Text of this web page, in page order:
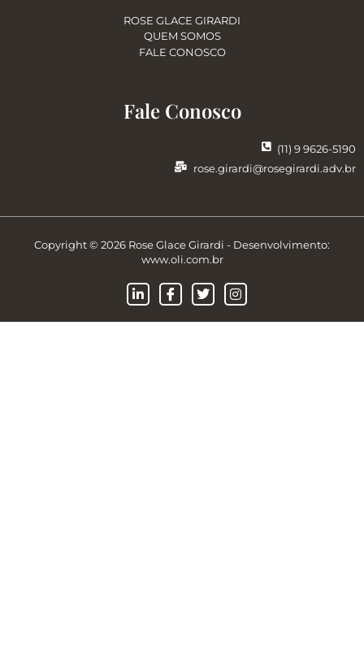
ROSE GLACE GIRARDI
QUEM SOMOS
FALE CONOSCO
Fale Conosco
(11) 9 9626-5190
rose.girardi@rosegirardi.adv.br
Copyright © 2026 Rose Glace Girardi - Desenvolvimento:
www.oli.com.br